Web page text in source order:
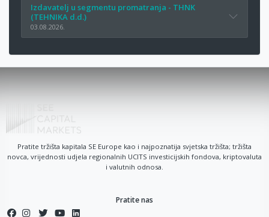
Izdavatelj u segmentu promatranja - THNK
(TEHNIKA d.d.)
03.08.2026.
Pratite tržišta kapitala SE Europe kao i najpoznatija svjetska tržišta; tržišta
novca, vrijednosti udjela regionalnih UCITS investicijskih fondova, kriptovaluta
i valutnih odnosa.
Pratite nas